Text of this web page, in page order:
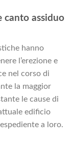
canto assiduo
hanno
l’erezione e
nel corso di
la maggior
le cause di
edificio
a loro.